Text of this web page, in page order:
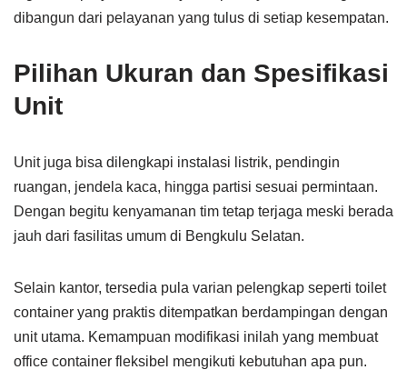
dibangun dari pelayanan yang tulus di setiap kesempatan.
Pilihan Ukuran dan Spesifikasi
Unit
Unit juga bisa dilengkapi instalasi listrik, pendingin
ruangan, jendela kaca, hingga partisi sesuai permintaan.
Dengan begitu kenyamanan tim tetap terjaga meski berada
jauh dari fasilitas umum di Bengkulu Selatan.
Selain kantor, tersedia pula varian pelengkap seperti toilet
container yang praktis ditempatkan berdampingan dengan
unit utama. Kemampuan modifikasi inilah yang membuat
office container fleksibel mengikuti kebutuhan apa pun.